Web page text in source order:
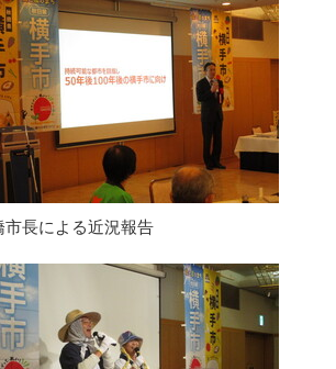
市長による近況報告